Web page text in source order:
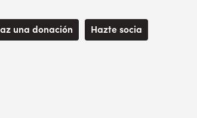
una donación Hazte socia